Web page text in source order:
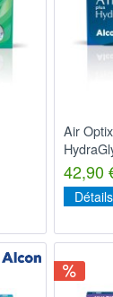
Air
42,90
Détails